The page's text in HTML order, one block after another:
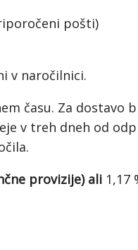
pošti)
v naročilnici.
času. Za dostavo
v treh dneh od
provizije) ali 1,17